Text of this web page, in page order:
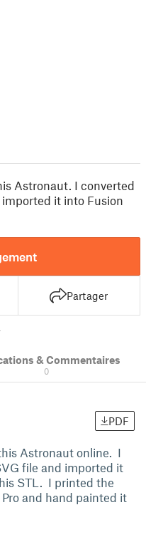
Astronaut. I converted
it into Fusion
Partager
& Commentaires
0
PDF
Astronaut online. I
file and imported it
STL. I printed the
and hand painted it